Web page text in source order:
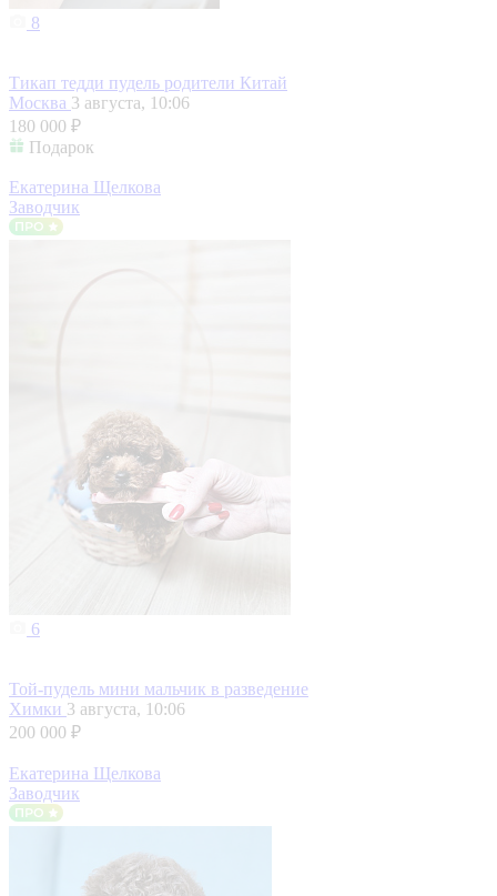
8
Тикап тедди пудель родители Китай
Москва 3 августа, 10:06
180 000 ₽
Подарок
Екатерина Щелкова
Заводчик
6
Той-пудель мини мальчик в разведение
Химки 3 августа, 10:06
200 000 ₽
Екатерина Щелкова
Заводчик